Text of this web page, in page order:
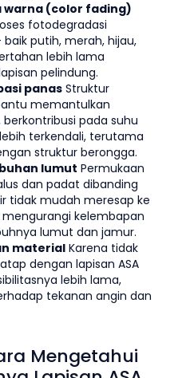
warna (color fading)
fotodegradasi
putih, merah, hijau,
lebih lama
pelindung.
panas Struktur
memantulkan
pada suhu
terkendali, terutama
struktur berongga.
lumut Permukaan
dan padat dibanding
tidak mudah meresap ke
kelembapan
lumut dan jamur.
material Karena tidak
dengan lapisan ASA
lebih lama,
tekanan angin dan
Mengetahui